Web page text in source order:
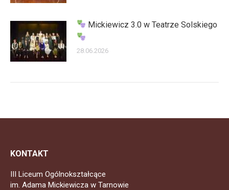
Mickiewicz 3.0 w Teatrze Solskiego
28.06.2026
KONTAKT
III Liceum Ogólnokształcące
im. Adama Mickiewicza w Tarnowie